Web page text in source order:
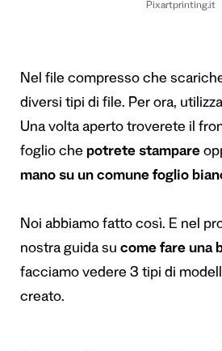
Pixartprinting.it
Nel file compresso che
diversi tipi di file. Per ora,
Una volta aperto troverete il
foglio che potrete stampare
mano su un comune foglio
Noi abbiamo fatto così. E nel
nostra guida su come fare una
facciamo vedere 3 tipi di
creato.